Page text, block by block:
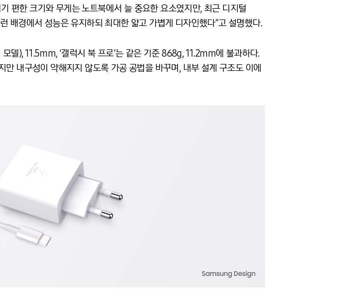
편한 크기와 무게는 노트북에서 늘 중요한 요소였지만, 최근 디지털
배경에서 성능은 유지하되 최대한 얇고 가볍게 디자인했다”고 설명했다.
델), 11.5mm, ‘갤럭시 북 프로’는 같은 기준 868g, 11.2mm에 불과하다.
내구성이 약해지지 않도록 가공 공법을 바꾸며, 내부 설계 구조도 이에